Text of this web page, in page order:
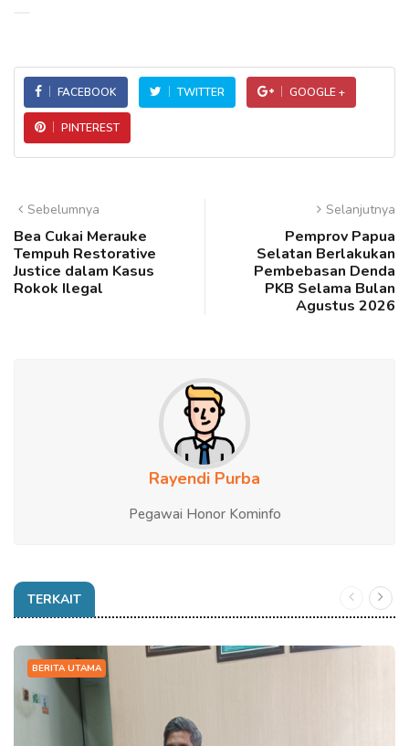
FACEBOOK TWITTER GOOGLE +
PINTEREST
Sebelumnya
Bea Cukai Merauke
Tempuh Restorative
Justice dalam Kasus
Rokok Ilegal
Selanjutnya
Pemprov Papua
Selatan Berlakukan
Pembebasan Denda
PKB Selama Bulan
Agustus 2026
Rayendi Purba
Pegawai Honor Kominfo
TERKAIT
BERITA UTAMA